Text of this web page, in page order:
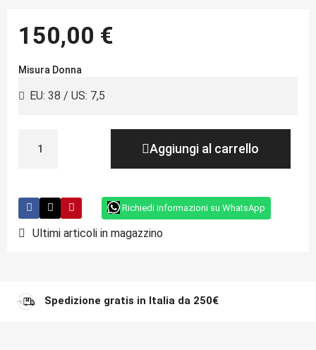
150,00 €
Misura Donna
Aggiungi al carrello
Richiedi informazioni su WhatsApp
Ultimi articoli in magazzino
Spedizione gratis in Italia da 250€